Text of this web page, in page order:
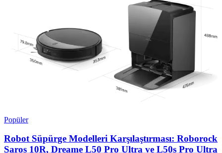
Popüler
Robot Süpürge Modelleri Karşılaştırması: Roborock
Saros 10R, Dreame L50 Pro Ultra ve L50s Pro Ultra